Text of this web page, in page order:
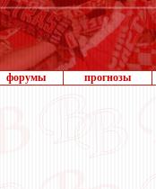
форумы прогнозы